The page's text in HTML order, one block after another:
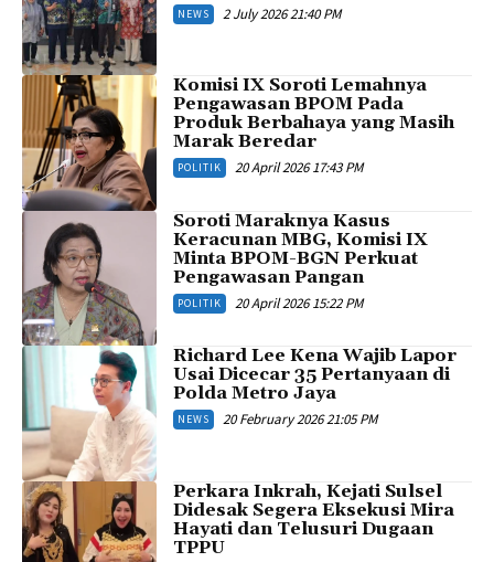
NEWS 2 July 2026 21:40 PM
Komisi IX Soroti Lemahnya
Pengawasan BPOM Pada
Produk Berbahaya yang Masih
Marak Beredar
POLITIK 20 April 2026 17:43 PM
Soroti Maraknya Kasus
Keracunan MBG, Komisi IX
Minta BPOM-BGN Perkuat
Pengawasan Pangan
POLITIK 20 April 2026 15:22 PM
Richard Lee Kena Wajib Lapor
Usai Dicecar 35 Pertanyaan di
Polda Metro Jaya
NEWS 20 February 2026 21:05 PM
Perkara Inkrah, Kejati Sulsel
Didesak Segera Eksekusi Mira
Hayati dan Telusuri Dugaan
TPPU